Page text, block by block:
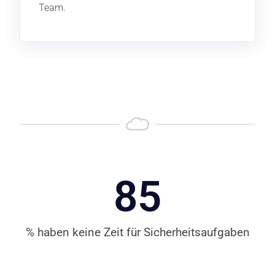
Team.
% haben keine Zeit für Sicherheitsaufgaben
85